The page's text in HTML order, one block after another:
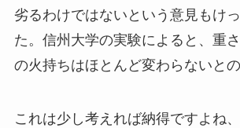
劣るわけではないという意見もけ
た。信州大学の実験によると、重
の火持ちはほとんど変わらないとの
これは少し考えれば納得ですよね